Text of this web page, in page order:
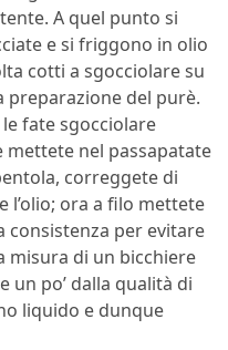
A quel punto si
e si friggono in olio
cotti a sgocciolare su
preparazione del purè.
fate sgocciolare
mettete nel passapatate
correggete di
l’olio; ora a filo mettete
consistenza per evitare
misura di un bicchiere
un po’ dalla qualità di
liquido e dunque